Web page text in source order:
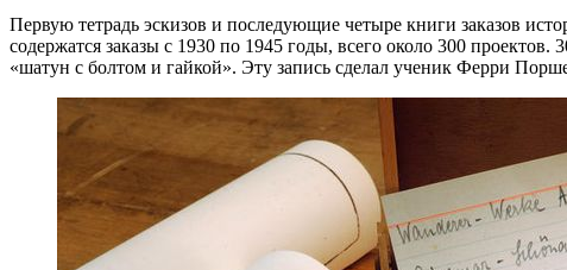
Первую тетрадь эскизов и последующие четыре книги заказов
содержатся заказы с 1930 по 1945 годы, всего около 300
«шатун с болтом и гайкой». Эту запись сделал ученик Ферри